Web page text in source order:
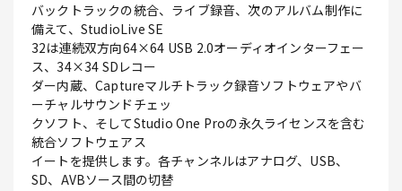
バックトラックの統合、ライブ録音、次のアルバム制作に
備えて、StudioLive SE
32は連続双方向64×64 USB 2.0オーディオインターフェー
ス、34×34 SDレコー
ダー内蔵、Captureマルチトラック録音ソフトウェアやバ
ーチャルサウンドチェッ
クソフト、そしてStudio One Proの永久ライセンスを含む
統合ソフトウェアス
イートを提供します。各チャンネルはアナログ、USB、
SD、AVBソース間の切替